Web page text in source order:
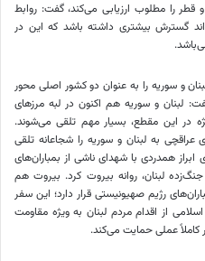
قطر را مطلوب ارزیابی می‌کند، گفت: روابط
گسترش بیشتری داشته باشد که این در
و سوریه را به عنوان دو کشور اصلی محور
لبنان و سوریه هم اکنون در لبه مرزهای
در این مقطع، بسیار مهم تلقی می‌شوند.
به لبنان و سوریه را شجاعانه تلقی
ابراز همدردی با شهدای ناشی از بمباران‌های
لبنان، روانه بیروت کرد. بیروت هم
رژیم صهیونیستی قرار دارد؛ این سفر
از اقدام مردم لبنان به ویژه مقاومت
کاملاً عملی حمایت می‌کند.